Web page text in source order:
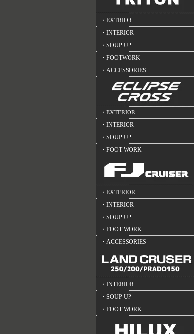
・EXTRIOR
・INTERIOR
・SOUP UP
・FOOTWORK
・ACCESSORIES
・EXTERIOR
・INTERIOR
・SOUP UP
・FOOT WORK
・EXTERIOR
・INTERIOR
・SOUP UP
・FOOT WORK
・ACCESSORIES
・INTERIOR
・SOUP UP
・FOOT WORK